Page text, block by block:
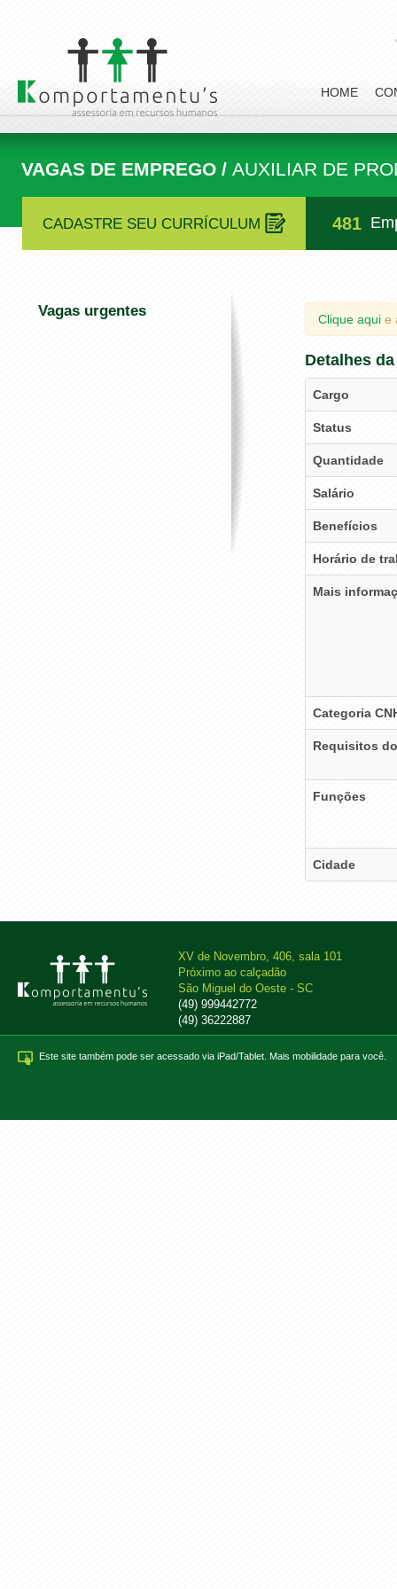
HOME
CADASTRE SEU CURRÍCULUM 481
VAGAS DE EMPREGO / AUXILIAR DE
Vagas urgentes Clique aqui e
Detalhes da
Cargo
Status
Quantidade
Salário
Benefícios
Horário de
Mais
Categoria
Requisitos
Funções
Cidade
XV de Novembro, 406, sala 101
Próximo ao calçadão
São Miguel do Oeste - SC
(49) 999442772
(49) 36222887
Este site também pode ser acessado via iPad/Tablet. Mais mobilidade para você.